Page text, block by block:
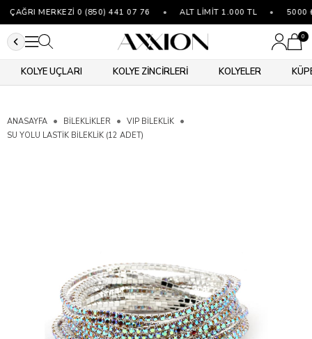
ÇAĞRI MERKEZİ 0 (850) 441 07 76 ALT LİMİT 1.000 TL 5000 ₺
0
KOLYE UÇLARI KOLYE ZİNCİRLERİ KOLYELER
ANASAYFA BİLEKLİKLER
VIP BILEKLIK
SU YOLU LASTIK BILEKLIK (12 ADET)